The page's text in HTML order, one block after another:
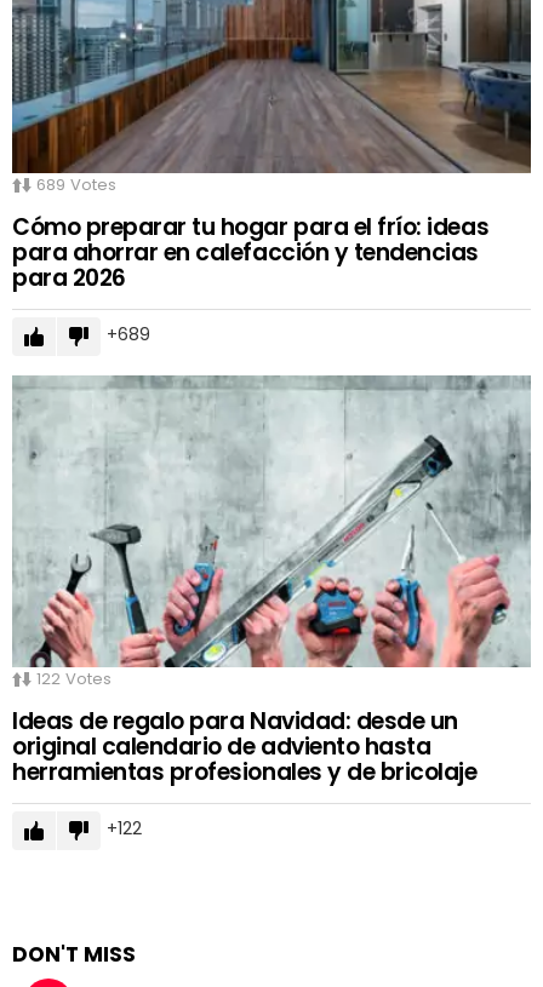
689 Votes
Cómo preparar tu hogar para el frío: ideas
para ahorrar en calefacción y tendencias
para 2026
689
122 Votes
Ideas de regalo para Navidad: desde un
original calendario de adviento hasta
herramientas profesionales y de bricolaje
122
DON'T MISS